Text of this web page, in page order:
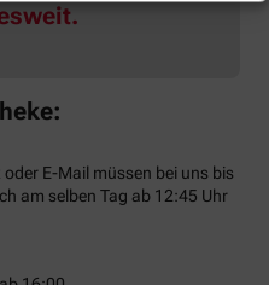
E-Mail müssen bei uns bis
am selben Tag ab 12:45 Uhr